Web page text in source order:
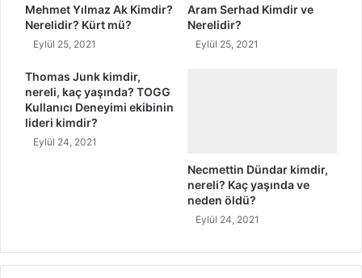
Mehmet Yılmaz Ak Kimdir?
Nerelidir? Kürt mü?
Eylül 25, 2021
Aram Serhad Kimdir ve
Nerelidir?
Eylül 25, 2021
Thomas Junk kimdir,
nereli, kaç yaşında? TOGG
Kullanıcı Deneyimi ekibinin
lideri kimdir?
Eylül 24, 2021
Necmettin Dündar kimdir,
nereli? Kaç yaşında ve
neden öldü?
Eylül 24, 2021